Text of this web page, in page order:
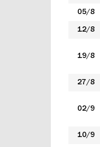
05/8
12/8
19/8
27/8
02/9
10/9